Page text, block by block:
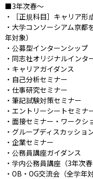
■3年次春〜
・［正規科目］キャリア形
・大学コンソーシアム京
年対象）
・公募型インターンシップ
・同志社オリジナルイン
・キャリアガイダンス
・自己分析セミナー
・仕事研究セミナー
・筆記試験対策セミナー
・エントリーシートセミナ
・面接セミナー・ワークシ
・グループディスカッショ
・企業セミナー
・公務員講座ガイダンス
・学内公務員講座（3年次春
・OB・OG交流会（全学年対